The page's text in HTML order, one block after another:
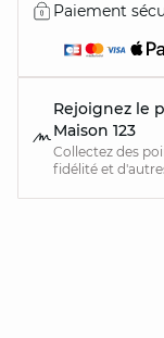
Paiement
Rejoignez le
Maison 123
Collectez des
fidélité et